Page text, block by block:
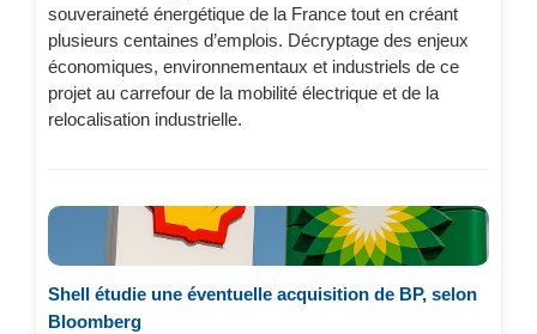
souveraineté énergétique de la France tout en créant
plusieurs centaines d’emplois. Décryptage des enjeux
économiques, environnementaux et industriels de ce
projet au carrefour de la mobilité électrique et de la
relocalisation industrielle.
Shell étudie une éventuelle acquisition de BP, selon
Bloomberg